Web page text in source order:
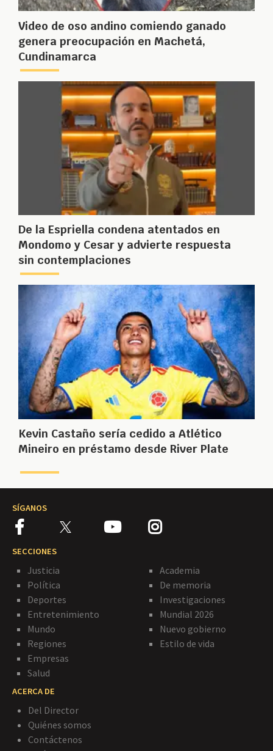
Video de oso andino comiendo ganado
genera preocupación en Machetá,
Cundinamarca
De la Espriella condena atentados en
Mondomo y Cesar y advierte respuesta
sin contemplaciones
Kevin Castaño sería cedido a Atlético
Mineiro en préstamo desde River Plate
SÍGANOS
SECCIONES
Justicia
Política
Deportes
Entretenimiento
Mundo
Regiones
Empresas
Salud
Academia
De memoria
Investigaciones
Mundial 2026
Nuevo gobierno
Estilo de vida
ACERCA DE
Del Director
Quiénes somos
Contáctenos